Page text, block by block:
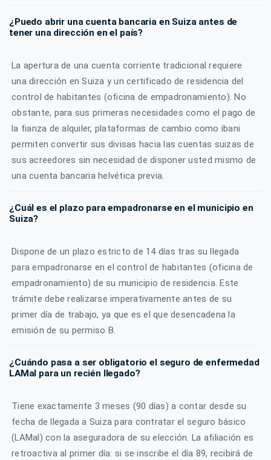
¿Puedo abrir una cuenta bancaria en Suiza antes de
tener una dirección en el país?
La apertura de una cuenta corriente tradicional requiere
una dirección en Suiza y un certificado de residencia del
control de habitantes (oficina de empadronamiento). No
obstante, para sus primeras necesidades como el pago de
la fianza de alquiler, plataformas de cambio como ibani
permiten convertir sus divisas hacia las cuentas suizas de
sus acreedores sin necesidad de disponer usted mismo de
una cuenta bancaria helvética previa.
¿Cuál es el plazo para empadronarse en el municipio en
Suiza?
Dispone de un plazo estricto de 14 días tras su llegada
para empadronarse en el control de habitantes (oficina de
empadronamiento) de su municipio de residencia. Este
trámite debe realizarse imperativamente antes de su
primer día de trabajo, ya que es el que desencadena la
emisión de su permiso B.
¿Cuándo pasa a ser obligatorio el seguro de enfermedad
LAMal para un recién llegado?
Tiene exactamente 3 meses (90 días) a contar desde su
fecha de llegada a Suiza para contratar el seguro básico
(LAMal) con la aseguradora de su elección. La afiliación es
retroactiva al primer día: si se inscribe el día 89, recibirá de